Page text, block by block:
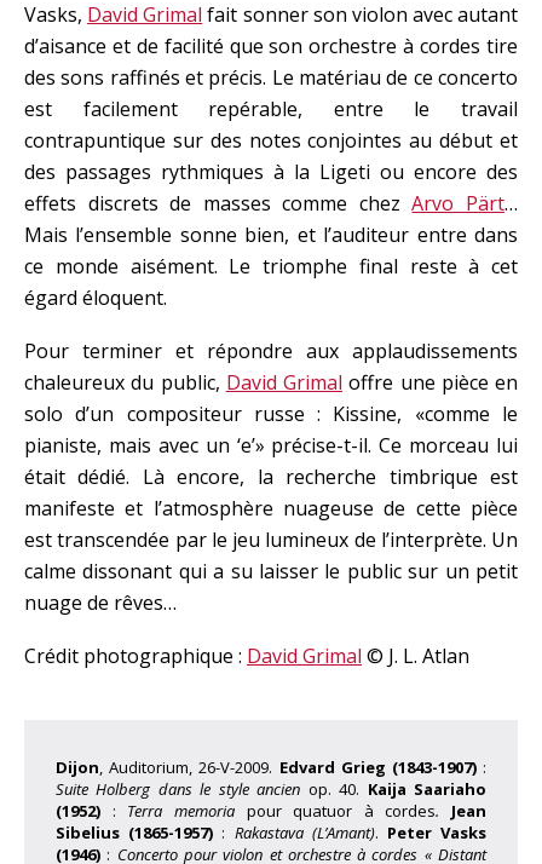
Vasks, David Grimal fait sonner son violon avec autant
d’aisance et de facilité que son orchestre à cordes tire
des sons raffinés et précis. Le matériau de ce concerto
est facilement repérable, entre le travail
contrapuntique sur des notes conjointes au début et
des passages rythmiques à la Ligeti ou encore des
effets discrets de masses comme chezArvo Pärt…
Mais l’ensemble sonne bien, et l’auditeur entre dans
ce monde aisément. Le triomphe final reste à cet
égard éloquent.
Pour terminer et répondre aux applaudissements
chaleureux du public, David Grimal offre une pièce en
solo d’un compositeur russe : Kissine, «comme le
pianiste, mais avec un ‘e’» précise-t-il. Ce morceau lui
était dédié. Là encore, la recherche timbrique est
manifeste et l’atmosphère nuageuse de cette pièce
est transcendée par le jeu lumineux de l’interprète. Un
calme dissonant qui a su laisser le public sur un petit
nuage de rêves…
Crédit photographique : David Grimal © J. L. Atlan
Dijon, Auditorium, 26-V-2009. Edvard Grieg (1843-1907):
Suite Holberg dans le style ancien op. 40. Kaija Saariaho
(1952) : Terra memoriapour quatuor à cordes. Jean
Sibelius (1865-1957) : Rakastava (L’Amant). Peter Vasks
(1946) : Concerto pour violon et orchestre à cordes « Distant